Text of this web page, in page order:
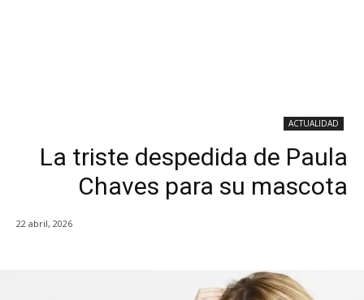
ACTUALIDAD
La triste despedida de Paula
Chaves para su mascota
22 abril, 2026